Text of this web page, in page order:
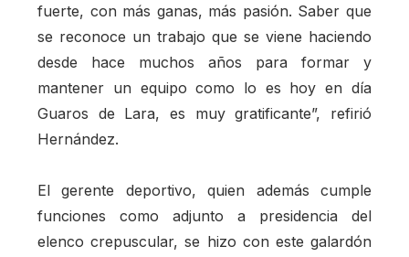
fuerte, con más ganas, más pasión. Saber que
se reconoce un trabajo que se viene haciendo
desde hace muchos años para formar y
mantener un equipo como lo es hoy en día
Guaros de Lara, es muy gratificante”, refirió
Hernández.
El gerente deportivo, quien además cumple
funciones como adjunto a presidencia del
elenco crepuscular, se hizo con este galardón